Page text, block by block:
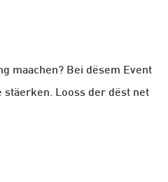
maachen? Bei dësem Event
stäerken. Looss der dëst net